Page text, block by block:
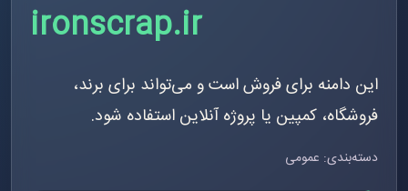
ironscrap.ir
این دامنه برای فروش است و می‌تواند برای برند،
فروشگاه، کمپین یا پروژه آنلاین استفاده شود.
دسته‌بندی: عمومی